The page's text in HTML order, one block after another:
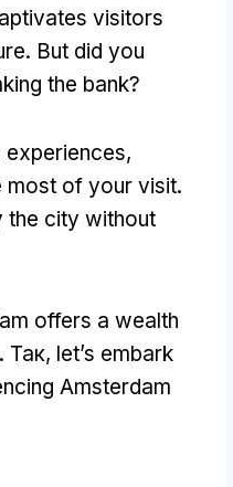
visitors
. But did you
the bank?
experiences,
most of your visit.
the city without
offers a wealth
. Так, let’s embark
Amsterdam